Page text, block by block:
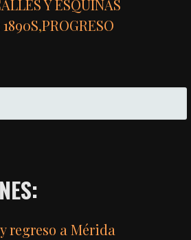
Y ESQUINAS
1890S,PROGRESO
regreso a Mérida